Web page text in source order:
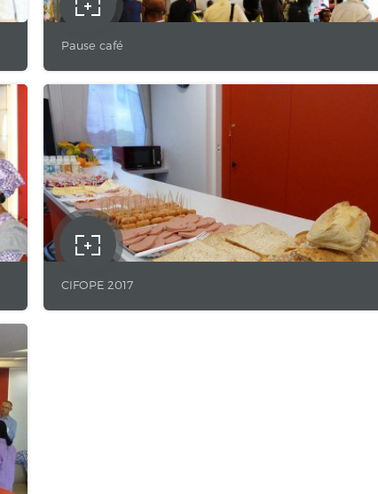
Pause café
CIFOPE 2017